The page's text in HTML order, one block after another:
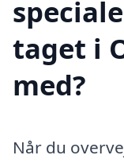
taget i
med?
Når du